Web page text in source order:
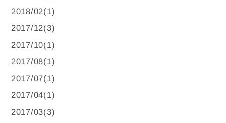
2018/02(1)
2017/12(3)
2017/10(1)
2017/08(1)
2017/07(1)
2017/04(1)
2017/03(3)